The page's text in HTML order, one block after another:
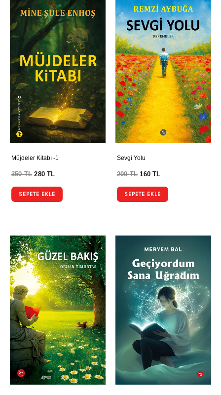
Müjdeler Kitabı -1
350TL 280TL
SEPETE EKLE
Sevgi Yolu
200TL 160TL
SEPETE EKLE